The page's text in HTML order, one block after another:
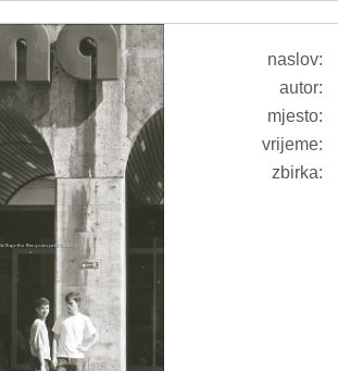
naslov:
autor:
mjesto:
vrijeme:
zbirka: